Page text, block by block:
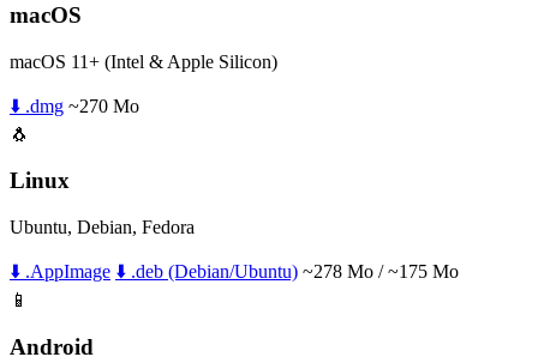
macOS
macOS 11+ (Intel & Apple Silicon)
⬇️ .dmg ~270 Mo
🐧
Linux
Ubuntu, Debian, Fedora
⬇️ .AppImage ⬇️ .deb (Debian/Ubuntu) ~278 Mo / ~175 Mo
📱
Android